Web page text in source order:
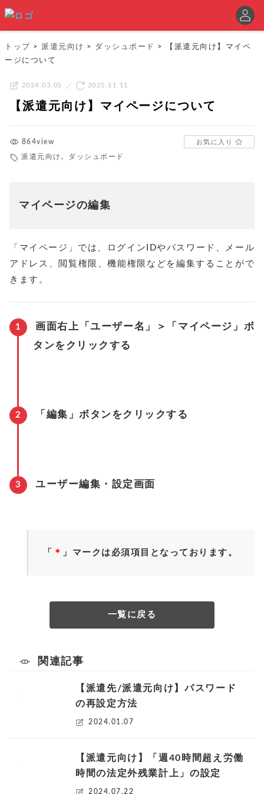
トップ > 派遣元向け > ダッシュボード >
【派遣元向け】マイペ
ージについて
2024.03.05 2025.11.11
【派遣元向け】マイページについて
864view
派遣元向け , ダッシュボード
お気に入り
マイページの編集
「マイページ」では、ログインIDやパスワード、メール
アドレス、閲覧権限、機能権限などを編集することがで
きます。
画面右上「ユーザー名」＞「マイページ」ボ
タンをクリックする
「編集」ボタンをクリックする
ユーザー編集・設定画面
「 ＊ 」マークは必須項目となっております。
一覧に戻る
関連記事
【派遣先/派遣元向け】パスワード
の再設定方法
2024.01.07
【派遣元向け】「週40時間超え労働
時間の法定外残業計上」の設定
2024.07.22